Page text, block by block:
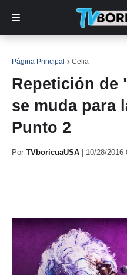
Página Principal Celia
Repetición de
se muda para
Punto 2
Por TVboricuaUSA 10/28/2016